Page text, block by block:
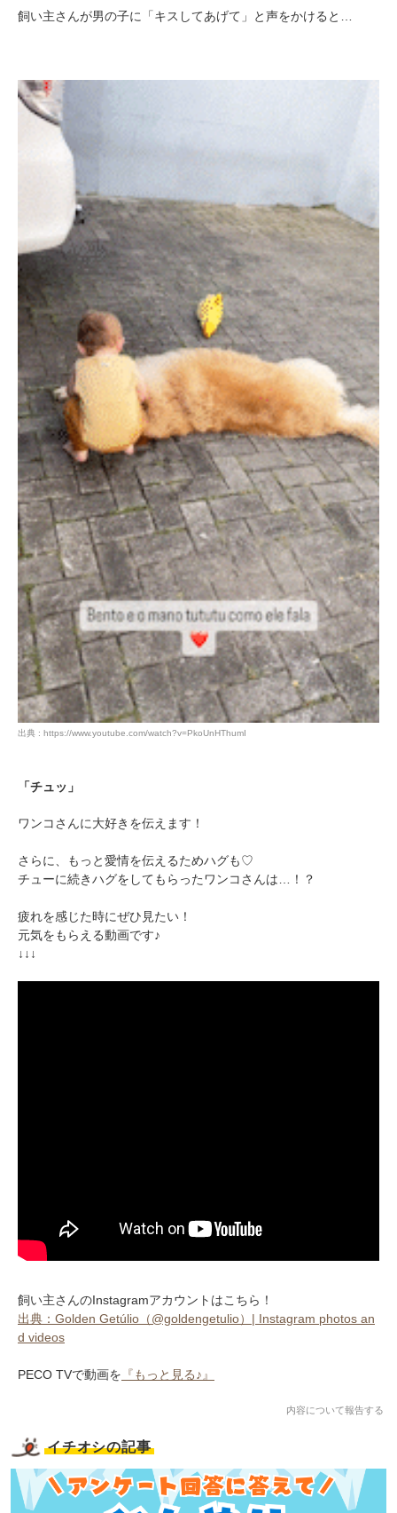
飼い主さんが男の子に「キスしてあげて」と声をかけると…
出典 : https://www.youtube.com/watch?v=PkoUnHThumI
「チュッ」
ワンコさんに大好きを伝えます！
さらに、もっと愛情を伝えるためハグも♡
チューに続きハグをしてもらったワンコさんは…！？
疲れを感じた時にぜひ見たい！
元気をもらえる動画です♪
↓↓↓
飼い主さんのInstagramアカウントはこちら！
出典：Golden Getúlio（@goldengetulio）| Instagram photos an
d videos
PECO TVで動画を 『もっと見る♪』
内容について報告する
イチオシの記事
閉じる
PECOアプリをダウンロード済みの方
アプリで開く
アプリをダウンロードする